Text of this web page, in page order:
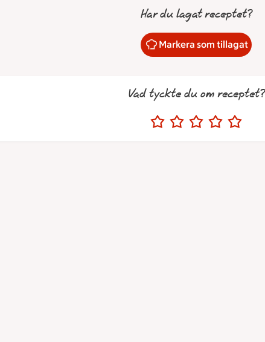
Har du lagat receptet?
Markera som tillagat
Vad tyckte du om receptet?